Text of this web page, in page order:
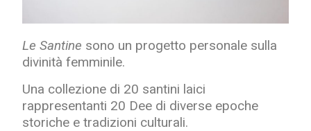
Le Santine sono un progetto personale sulla
divinità femminile.
Una collezione di 20 santini laici
rappresentanti 20 Dee di diverse epoche
storiche e tradizioni culturali.